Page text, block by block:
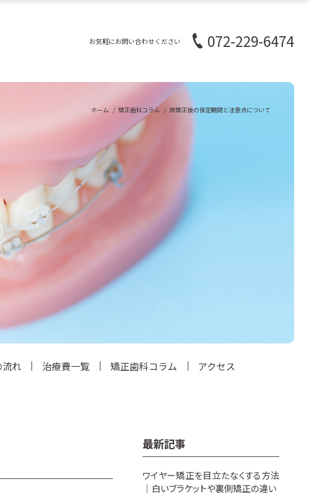
お気軽にお問い合わせください 072-229-6474
ホーム 矯正歯科コラム 床矯正後の保定期間と注意点について
れ 治療費一覧 矯正歯科コラム アクセス
最新記事
ワイヤー矯正を目立たなくする方法
｜白いブラケットや裏側矯正の違い